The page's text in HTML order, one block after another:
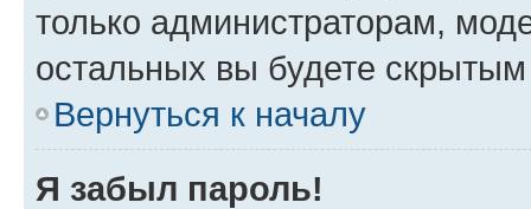
только администраторам,
остальных вы будете
Вернуться к началу
Я забыл пароль!